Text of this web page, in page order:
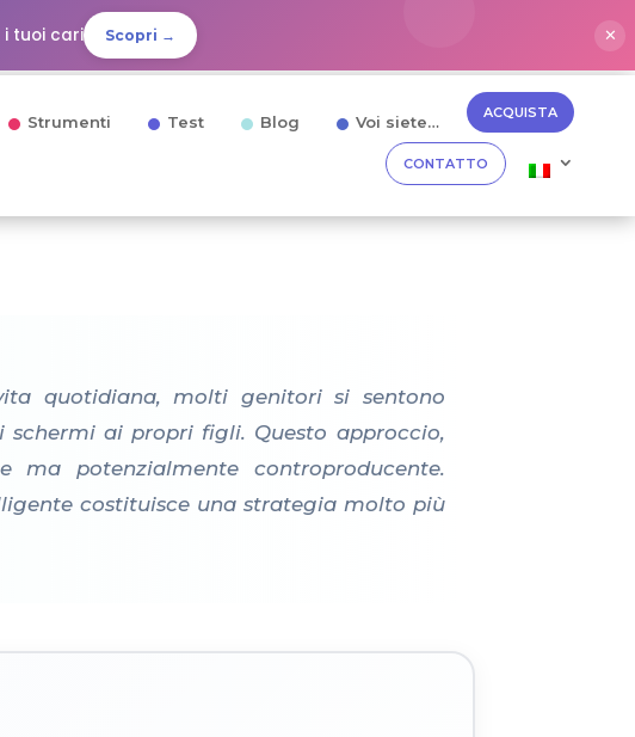
tuoi cari Scopri → ✕
Strumenti Test Blog Voi siete… ACQUISTA
CONTATTO
quotidiana, molti genitori si sentono
ai propri figli. Questo approccio,
ma potenzialmente controproducente.
costituisce una strategia molto più